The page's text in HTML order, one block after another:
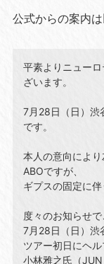
公式からの案内は
平素よりニュー
ざいます。
7月28日（日）渋
です。
本人の意向によ
ABOですが、
ギプスの固定に
度々のお知らせ
7月28日（日）渋
ツアー初日にヘル
小林雅之氏（